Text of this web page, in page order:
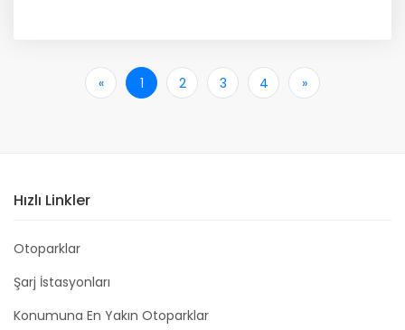
«İlk 1 2 3 4 »Son
Hızlı Linkler
Otoparklar
Şarj İstasyonları
Konumuna En Yakın Otoparklar